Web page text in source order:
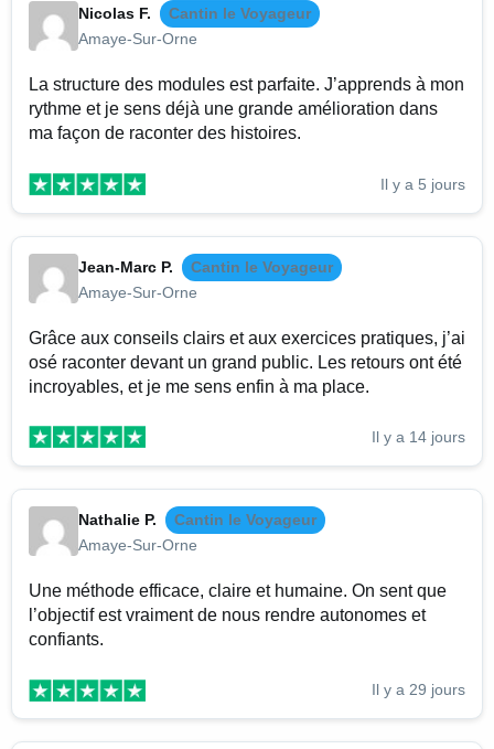
Nicolas F.
Cantin le Voyageur
Amaye-Sur-Orne
La structure des modules est parfaite. J’apprends à mon
rythme et je sens déjà une grande amélioration dans
ma façon de raconter des histoires.
Il y a 5 jours
Jean-Marc P.
Cantin le Voyageur
Amaye-Sur-Orne
Grâce aux conseils clairs et aux exercices pratiques, j’ai
osé raconter devant un grand public. Les retours ont été
incroyables, et je me sens enfin à ma place.
Il y a 14 jours
Nathalie P.
Cantin le Voyageur
Amaye-Sur-Orne
Une méthode efficace, claire et humaine. On sent que
l’objectif est vraiment de nous rendre autonomes et
confiants.
Il y a 29 jours